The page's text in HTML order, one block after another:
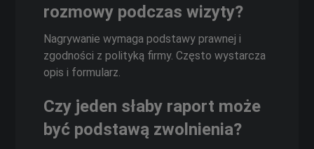
rozmowy podczas wizyty?
Nagrywanie wymaga podstawy prawnej i
zgodności z polityką firmy. Często wystarcza
opis i formularz.
Czy jeden słaby raport może
być podstawą zwolnienia?